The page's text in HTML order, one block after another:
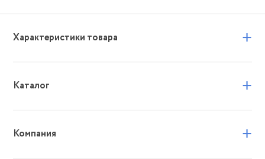
Характеристики товара +
Каталог +
Компания +